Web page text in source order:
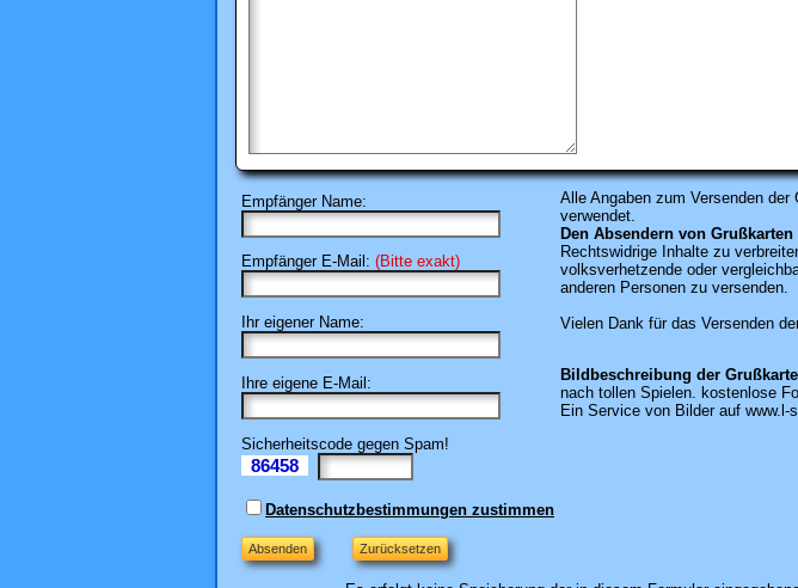
Empfänger Name:
Empfänger E-Mail: (Bitte exakt)
Ihr eigener Name:
Ihre eigene E-Mail:
Sicherheitscode gegen Spam!
86458
Datenschutzbestimmungen zustimmen
Alle Angaben zum Versenden der
verwendet.
Den Absendern von
Rechtswidrige Inhalte zu
volksverhetzende oder
anderen Personen zu versenden.
Vielen Dank für das Versenden
Bildbeschreibung der
nach tollen Spielen. kostenlose
Ein Service von Bilder auf www.l-